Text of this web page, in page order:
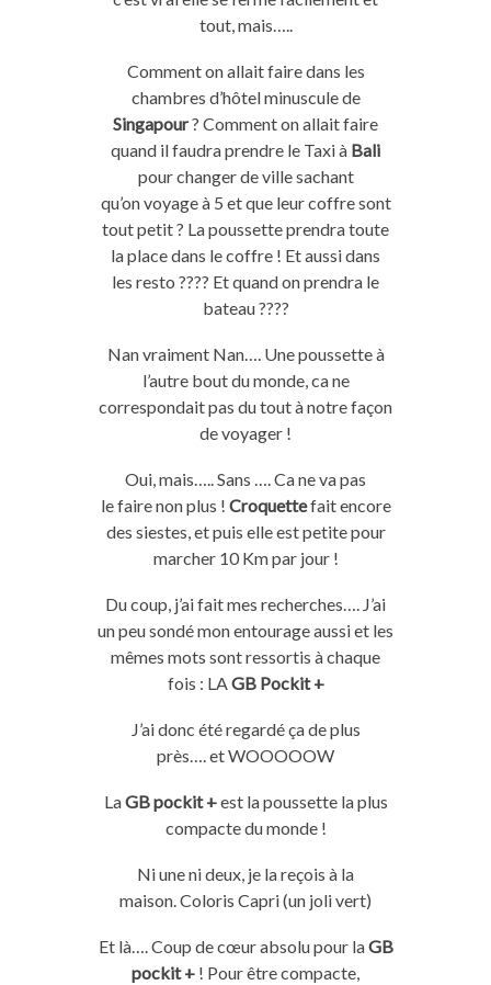
tout, mais…..
Commentonallait faire dans les
chambres d’hôtel minuscule de
Singapour? Commentonallait faire
quand il faudra prendre le Taxi à Bali
pour changer de ville sachant
qu’onvoyage à 5 et que leur coffre sont
tout petit ? La poussette prendra toute
la place dans le coffre ! Et aussi dans
les resto ???? Et quand on prendra le
bateau ????
Nanvraiment Nan….Une poussette à
l’autre bout du monde, ca ne
correspondait pas du toutà notre façon
de voyager !
Oui, mais…..Sans ….Ca ne va pas
lefairenon plus ! Croquettefaitencore
des siestes, et puis elle est petite pour
marcher 10 Km par jour !
Du coup, j’aifaitmes recherches…. J’ai
un peu sondé mon entourage aussi et les
mêmes mots sont ressortis à chaque
fois : LAGB Pockit+
J’ai donc été regardé ça de plus
près….etWOOOOOW
LaGB pockit +est la poussette la plus
compacte du monde !
Niunenideux, je la reçois à la
maison.Coloris Capri(un joli vert)
Et là….Coup de cœur absolu pour laGB
pockit + ! Pour êtrecompacte,